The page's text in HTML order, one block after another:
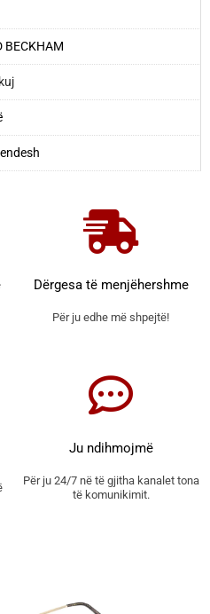
BECKHAM
Dërgesa të menjëhershme
Për ju edhe më shpejtë!
Ju ndihmojmë
Për ju 24/7 në të gjitha kanalet tona
të komunikimit.